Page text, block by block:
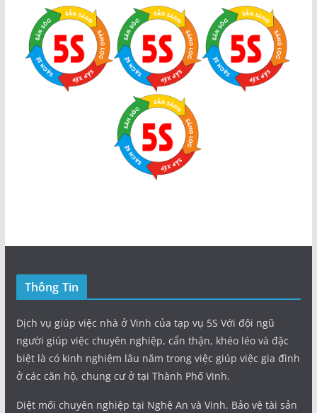
Thông Tin
Dịch vụ giúp việc nhà ở Vinh của tạp vụ 5S Với đội ngũ
người giúp việc chuyên nghiệp, cẩn thận, khéo léo và đặc
biệt là có kinh nghiệm lâu năm trong việc giúp việc gia đình
ở các căn hộ, chung cư ở tại Thành Phố Vinh.
Diệt mối chuyên nghiệp tại Nghệ An và Vinh. Bảo vệ tài sản